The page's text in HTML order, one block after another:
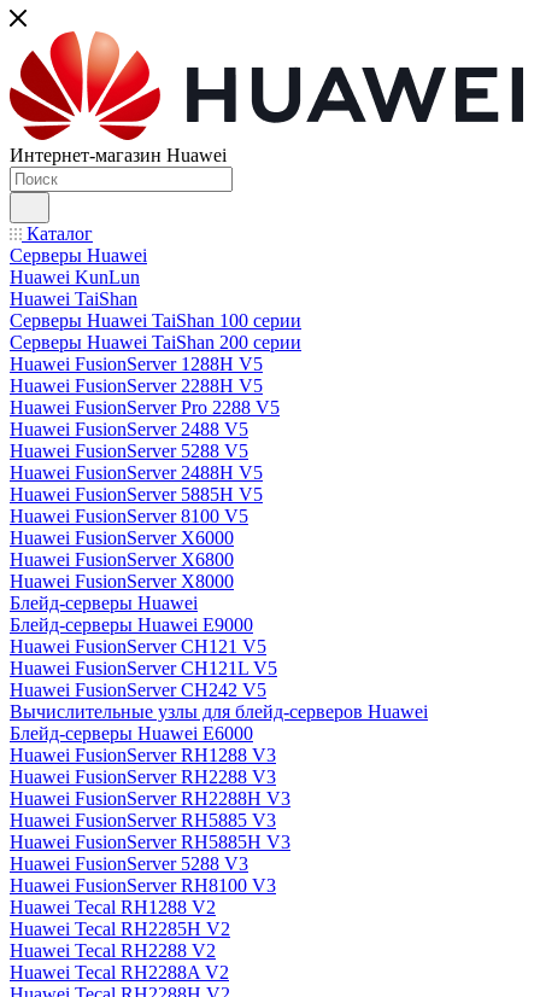
Интернет-магазин Huawei
Каталог
Серверы Huawei
Huawei KunLun
Huawei TaiShan
Серверы Huawei TaiShan 100 серии
Серверы Huawei TaiShan 200 серии
Huawei FusionServer 1288H V5
Huawei FusionServer 2288H V5
Huawei FusionServer Pro 2288 V5
Huawei FusionServer 2488 V5
Huawei FusionServer 5288 V5
Huawei FusionServer 2488H V5
Huawei FusionServer 5885H V5
Huawei FusionServer 8100 V5
Huawei FusionServer X6000
Huawei FusionServer X6800
Huawei FusionServer X8000
Блейд-серверы Huawei
Блейд-серверы Huawei E9000
Huawei FusionServer CH121 V5
Huawei FusionServer CH121L V5
Huawei FusionServer CH242 V5
Вычислительные узлы для блейд-серверов Huawei
Блейд-серверы Huawei E6000
Huawei FusionServer RH1288 V3
Huawei FusionServer RH2288 V3
Huawei FusionServer RH2288H V3
Huawei FusionServer RH5885 V3
Huawei FusionServer RH5885H V3
Huawei FusionServer 5288 V3
Huawei FusionServer RH8100 V3
Huawei Tecal RH1288 V2
Huawei Tecal RH2285H V2
Huawei Tecal RH2288 V2
Huawei Tecal RH2288A V2